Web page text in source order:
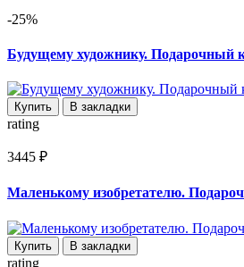
-25%
Будущему художнику. Подарочный
Купить В закладки
rating
3445 ₽
Маленькому изобретателю.
Купить В закладки
rating